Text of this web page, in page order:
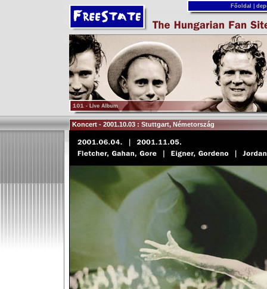
Főoldal
Koncert - 2001.10.03 : Stuttgart, Németország